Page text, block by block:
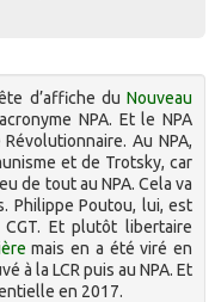
d’affiche duNouveau
NPA. Et le NPA
Au NPA,
et de Trotsky, car
de tout au NPA. Cela va
Philippe Poutou, lui, est
Et plutôt libertaire
mais en a été viré en
à la LCR puis au NPA. Et
en 2017.